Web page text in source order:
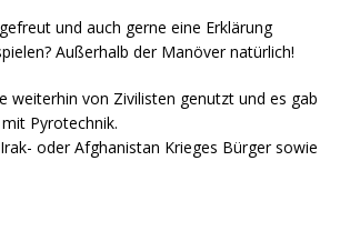
und auch gerne eine Erklärung
Außerhalb der Manöver natürlich!
weiterhin von Zivilisten genutzt und es gab
Pyrotechnik.
oder Afghanistan Krieges Bürger sowie